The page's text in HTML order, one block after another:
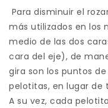
Para disminuir el
más utilizados en los
medio de las dos
cara del eje), de
gira son los puntos
pelotitas, en lugar de
A su vez, cada